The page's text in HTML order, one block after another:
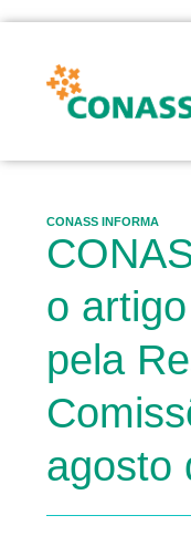
CONASS INFORMA
o
pela
agosto